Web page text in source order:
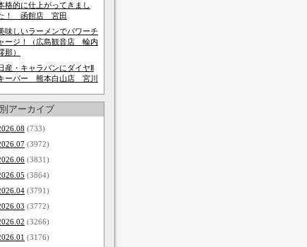
格的に仕上がってきまし
！ 函館店 宮田
味しいラーメンでパワーチ
ージ！（広島観音店 輪内
那）
産・キャラバンにダイヤⅡ
ーパー 熊本白山店 宮川
アーカイブ
(733)
(3972)
(3831)
(3864)
(3791)
(3772)
(3266)
(3176)